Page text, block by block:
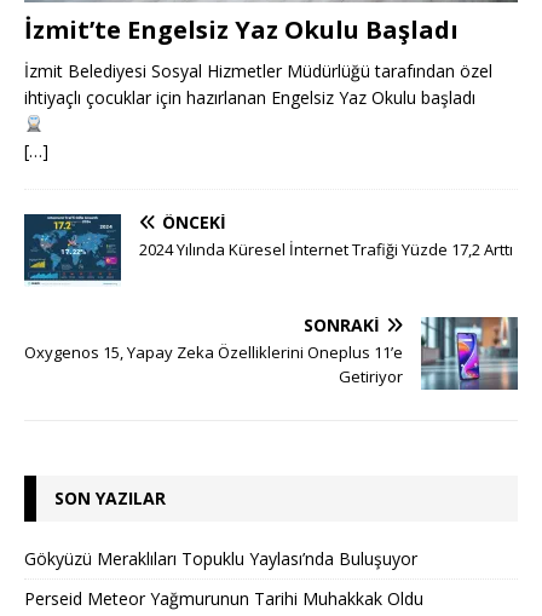
İzmit’te Engelsiz Yaz Okulu Başladı
İzmit Belediyesi Sosyal Hizmetler Müdürlüğü tarafından özel
ihtiyaçlı çocuklar için hazırlanan Engelsiz Yaz Okulu başladı
[…]
ÖNCEKI
2024 Yılında Küresel İnternet Trafiği Yüzde 17,2 Arttı
SONRAKI
Oxygenos 15, Yapay Zeka Özelliklerini Oneplus 11’e
Getiriyor
SON YAZILAR
Gökyüzü Meraklıları Topuklu Yaylası’nda Buluşuyor
Perseid Meteor Yağmurunun Tarihi Muhakkak Oldu